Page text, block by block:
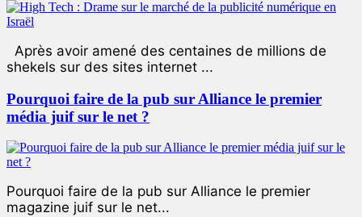
Après avoir amené des centaines de millions de
shekels sur des sites internet ...
Pourquoi faire de la pub sur Alliance le premier
média juif sur le net ?
Pourquoi faire de la pub sur Alliance le premier
magazine juif sur le net...